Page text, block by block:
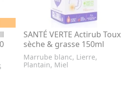
SANTÉ VERTE Actirub Toux
sèche & grasse 150ml
Marrube blanc, Lierre,
Plantain, Miel